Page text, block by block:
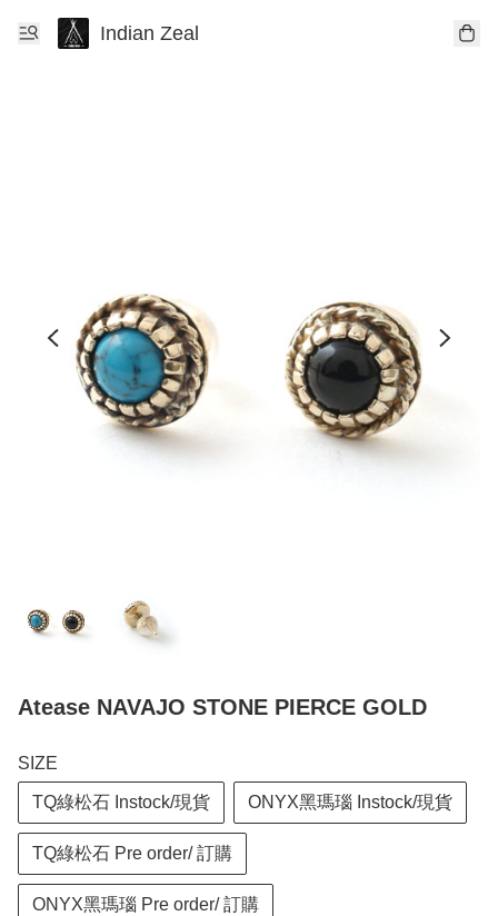
Indian Zeal
Atease NAVAJO STONE PIERCE GOLD
SIZE
TQ綠松石 Instock/現貨 ONYX黑瑪瑙 Instock/現貨
TQ綠松石 Pre order/ 訂購
ONYX黑瑪瑙 Pre order/ 訂購